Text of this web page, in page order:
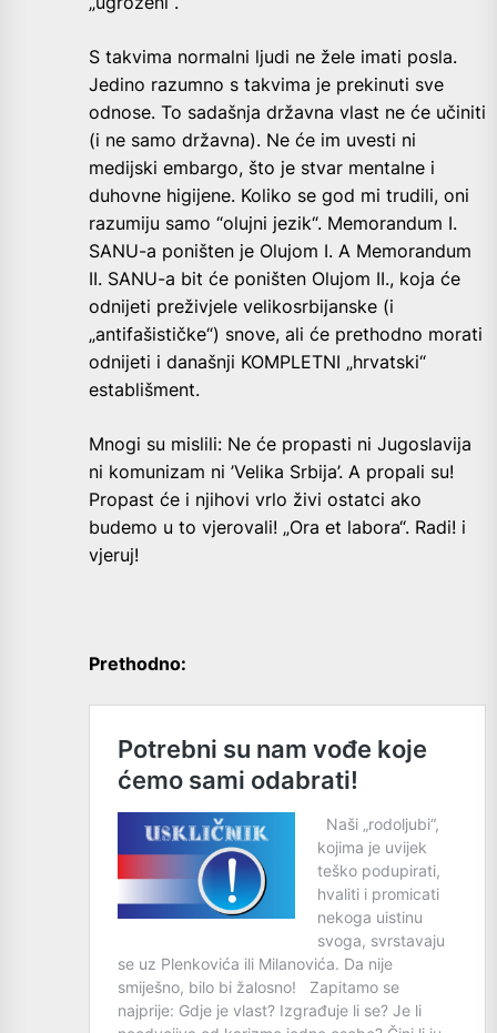
S takvima normalni ljudi ne žele imati posla.
Jedino razumno s takvima je prekinuti sve
odnose. To sadašnja državna vlast ne će učiniti
(i ne samo državna). Ne će im uvesti ni
medijski embargo, što je stvar mentalne i
duhovne higijene. Koliko se god mi trudili, oni
razumiju samo “olujni jezik“. Memorandum I.
SANU-a poništen je Olujom I. A Memorandum
II. SANU-a bit će poništen Olujom II., koja će
odnijeti preživjele velikosrbijanske (i
„antifašističke“) snove, ali će prethodno morati
odnijeti i današnji KOMPLETNI „hrvatski“
establišment.
Mnogi su mislili: Ne će propasti ni Jugoslavija
ni komunizam ni ’Velika Srbija’. A propali su!
Propast će i njihovi vrlo živi ostatci ako
budemo u to vjerovali! „Ora et labora“. Radi! i
vjeruj!
Prethodno: